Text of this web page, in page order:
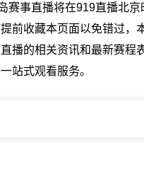
赛事直播将在919直播北
前收藏本页面以免错过，
播的相关资讯和最新赛程
站式观看服务。